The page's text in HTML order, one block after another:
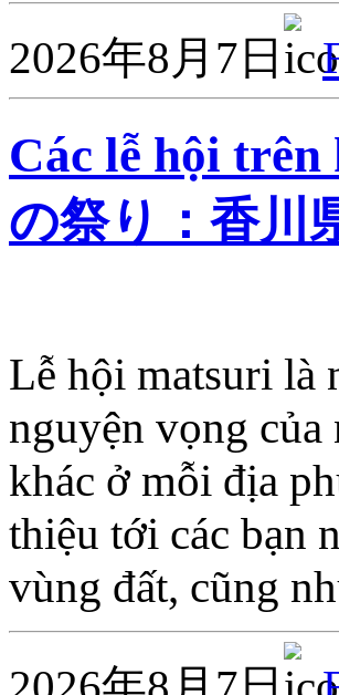
2026年8月7日
Các lễ hội
の祭り：香川
Lễ hội matsuri là
nguyện vọng
khác ở mỗi địa
thiệu tới các bạn
vùng đất, cũng